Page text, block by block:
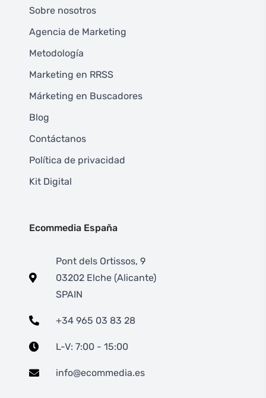
Sobre nosotros
Agencia de Marketing
Metodología
Marketing en RRSS
Márketing en Buscadores
Blog
Contáctanos
Política de privacidad
Kit Digital
Ecommedia España
Pont dels Ortissos, 9
03202 Elche (Alicante)
SPAIN
+34 965 03 83 28
L-V: 7:00 - 15:00
info@ecommedia.es